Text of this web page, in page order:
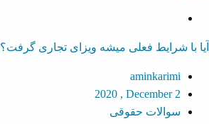
l
v
e
آیا با شرایط فعلی میشه ویزای تجاری گرفت؟
aminkarimi
2020 , December 2
سوالات حقوقی